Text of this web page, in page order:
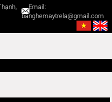
Email:
banghemaytrela@gmail.com